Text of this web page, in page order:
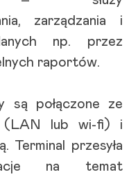
zarządzania i
np. przez
raportów.
są połączone ze
(LAN lub wi-fi) i
Terminal przesyła
na temat